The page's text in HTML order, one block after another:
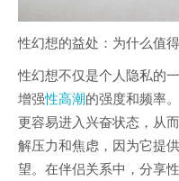
性幻想的益处：为什么值
性幻想不仅是个人隐私的
增强性高潮的强度和频率
更容易进入兴奋状态，从
解压力和焦虑，因为它提
望。在伴侣关系中，分享